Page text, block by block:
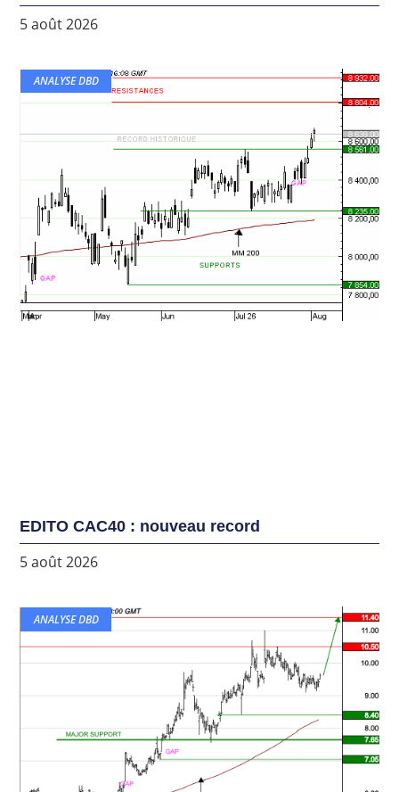
5 août 2026
ANALYSE DBD
EDITO CAC40 : nouveau record
5 août 2026
ANALYSE DBD